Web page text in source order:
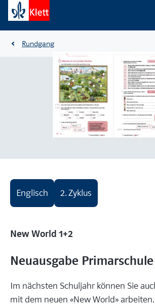
Rundgang
Englisch 2. Zyklus
New World 1+2
Neuausgabe
Im nächsten Schuljahr können Sie
mit dem neuen «New World»